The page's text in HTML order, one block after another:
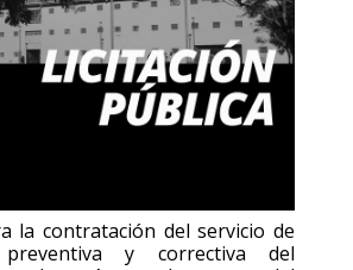
la contratación del servicio de
preventiva y correctiva del